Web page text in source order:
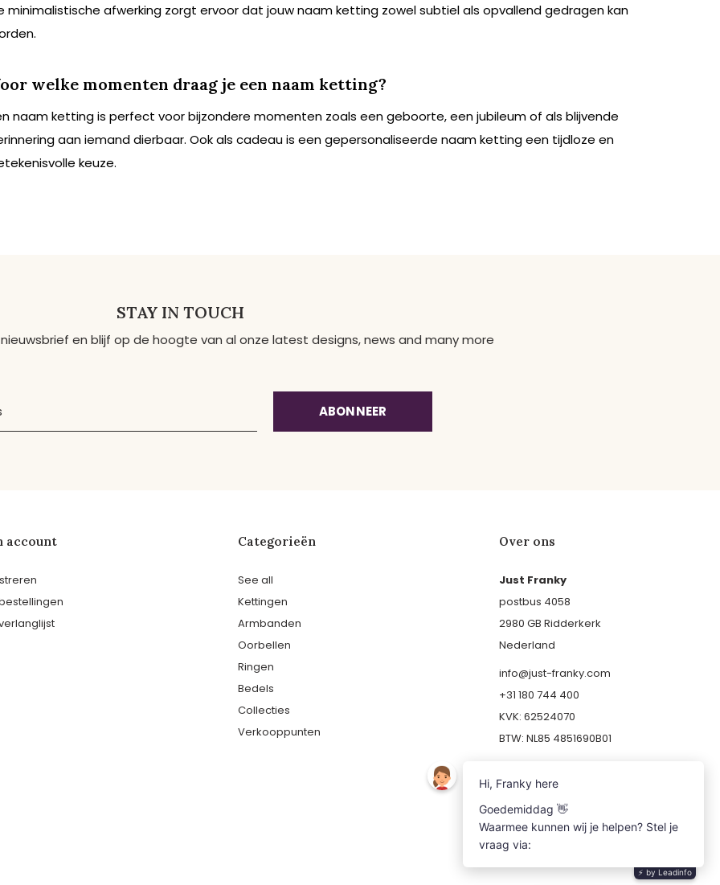
minimalistische afwerking zorgt ervoor dat jouw naam ketting zowel subtiel als opvallend gedragen kan
welke momenten draag je een naam ketting?
naam ketting is perfect voor bijzondere momenten zoals een geboorte, een jubileum of als blijvende
aan iemand dierbaar. Ook als cadeau is een gepersonaliseerde naam ketting een tijdloze en
keuze.
STAY IN TOUCH
en blijf op de hoogte van al onze latest designs, news and many more
ABONNEER
account Categorieën
See all
Kettingen
Armbanden
Oorbellen
Ringen
Bedels
Collecties
Verkooppunten
Over ons
Just Franky
postbus 4058
2980 GB Ridderkerk
Nederland
info@just-franky.com
+31 180 744 400
KVK: 62524070
BTW: NL85 4851690B01